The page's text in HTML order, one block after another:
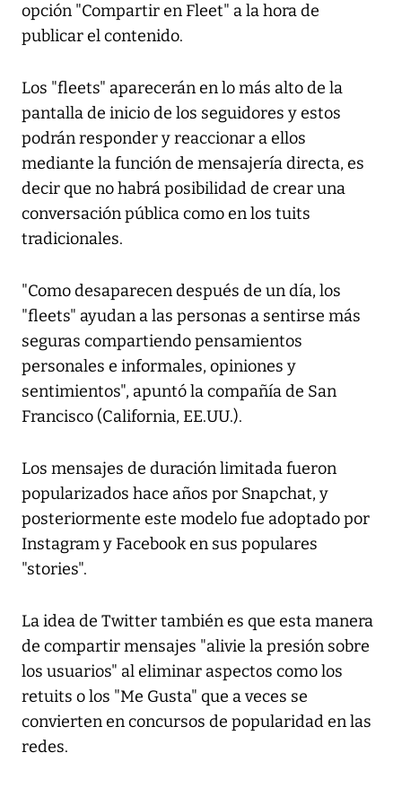
opción "Compartir en Fleet" a la hora de
publicar el contenido.
Los "fleets" aparecerán en lo más alto de la
pantalla de inicio de los seguidores y estos
podrán responder y reaccionar a ellos
mediante la función de mensajería directa, es
decir que no habrá posibilidad de crear una
conversación pública como en los tuits
tradicionales.
"Como desaparecen después de un día, los
"fleets" ayudan a las personas a sentirse más
seguras compartiendo pensamientos
personales e informales, opiniones y
sentimientos", apuntó la compañía de San
Francisco (California, EE.UU.).
Los mensajes de duración limitada fueron
popularizados hace años por Snapchat, y
posteriormente este modelo fue adoptado por
Instagram y Facebook en sus populares
"stories".
La idea de Twitter también es que esta manera
de compartir mensajes "alivie la presión sobre
los usuarios" al eliminar aspectos como los
retuits o los "Me Gusta" que a veces se
convierten en concursos de popularidad en las
redes.